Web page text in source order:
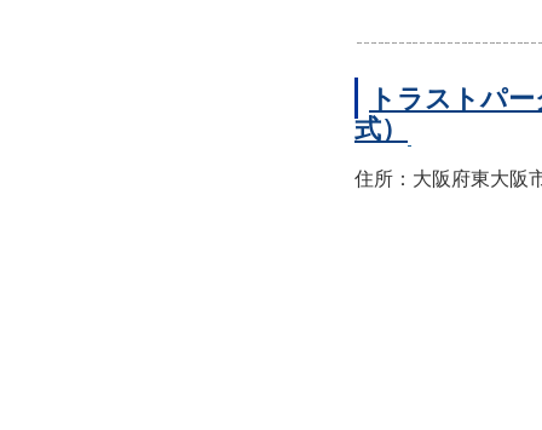
トラストパ
式）
住所：大阪府東大阪